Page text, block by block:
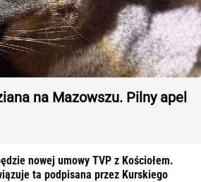
na Mazowszu. Pilny apel
nowej umowy TVP z Kościołem.
ta podpisana przez Kurskiego